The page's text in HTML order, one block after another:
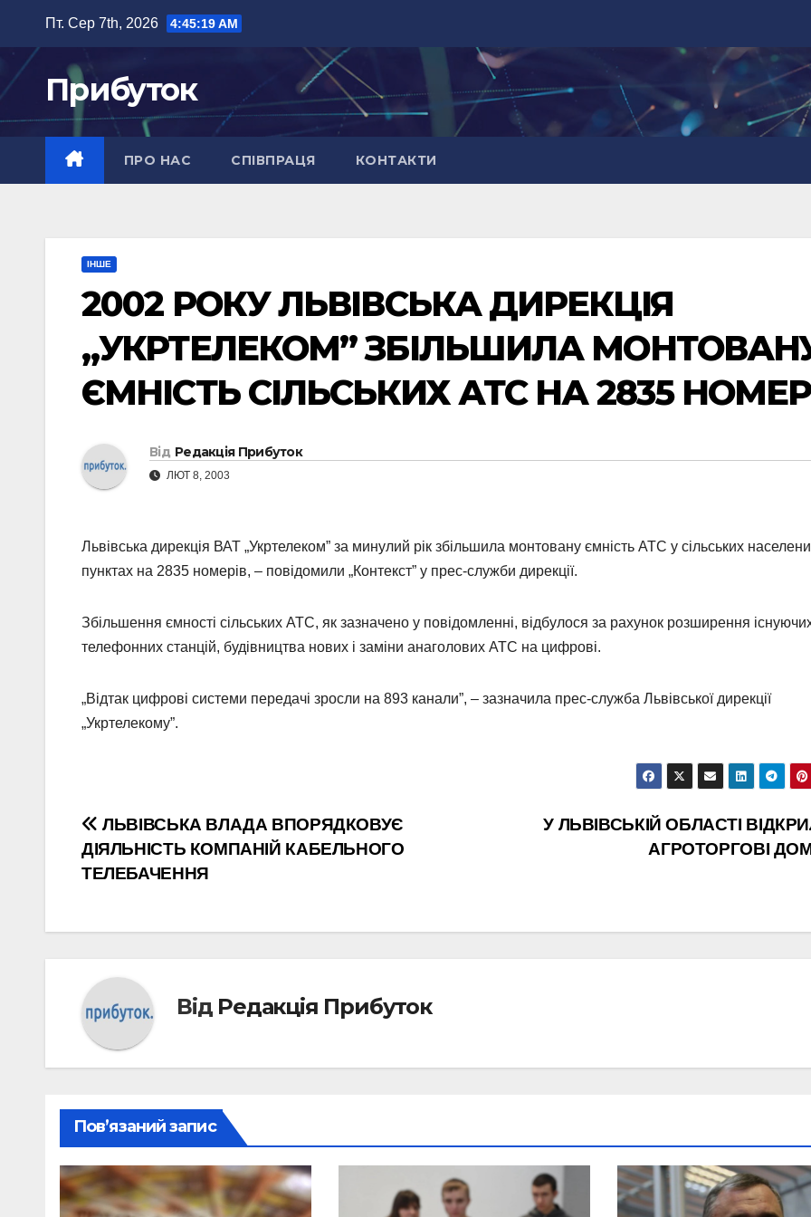
вмісту
Пт. Сер 7th, 2026 4:45:19 AM
Прибуток
ПРО НАС СПІВПРАЦЯ КОНТАКТИ
ІНШЕ
2002 РОКУ ЛЬВІВСЬКА ДИРЕКЦІЯ
„УКРТЕЛЕКОМ” ЗБІЛЬШИЛА
ЄМНІСТЬ СІЛЬСЬКИХ АТС НА 2835
Від Редакція Прибуток
ЛЮТ 8, 2003
Львівська дирекція ВАТ „Укртелеком” за минулий рік збільшила монтовану ємність АТС у сільських
пунктах на 2835 номерів, – повідомили „Контекст” у прес-служби дирекції.
Збільшення ємності сільських АТС, як зазначено у повідомленні, відбулося за рахунок розширення
телефонних станцій, будівництва нових і заміни анаголових АТС на цифрові.
„Відтак цифрові системи передачі зросли на 893 канали”, – зазначила прес-служба Львівської дирекції
„Укртелекому”.
Навігація
записів
У ЛЬВІВСЬКІЙ ОБЛАСТІ
АГРОТОРГОВІ
ЛЬВІВСЬКА ВЛАДА ВПОРЯДКОВУЄ
ДІЯЛЬНІСТЬ КОМПАНІЙ КАБЕЛЬНОГО
ТЕЛЕБАЧЕННЯ
Від Редакція Прибуток
Пов’язаний запис